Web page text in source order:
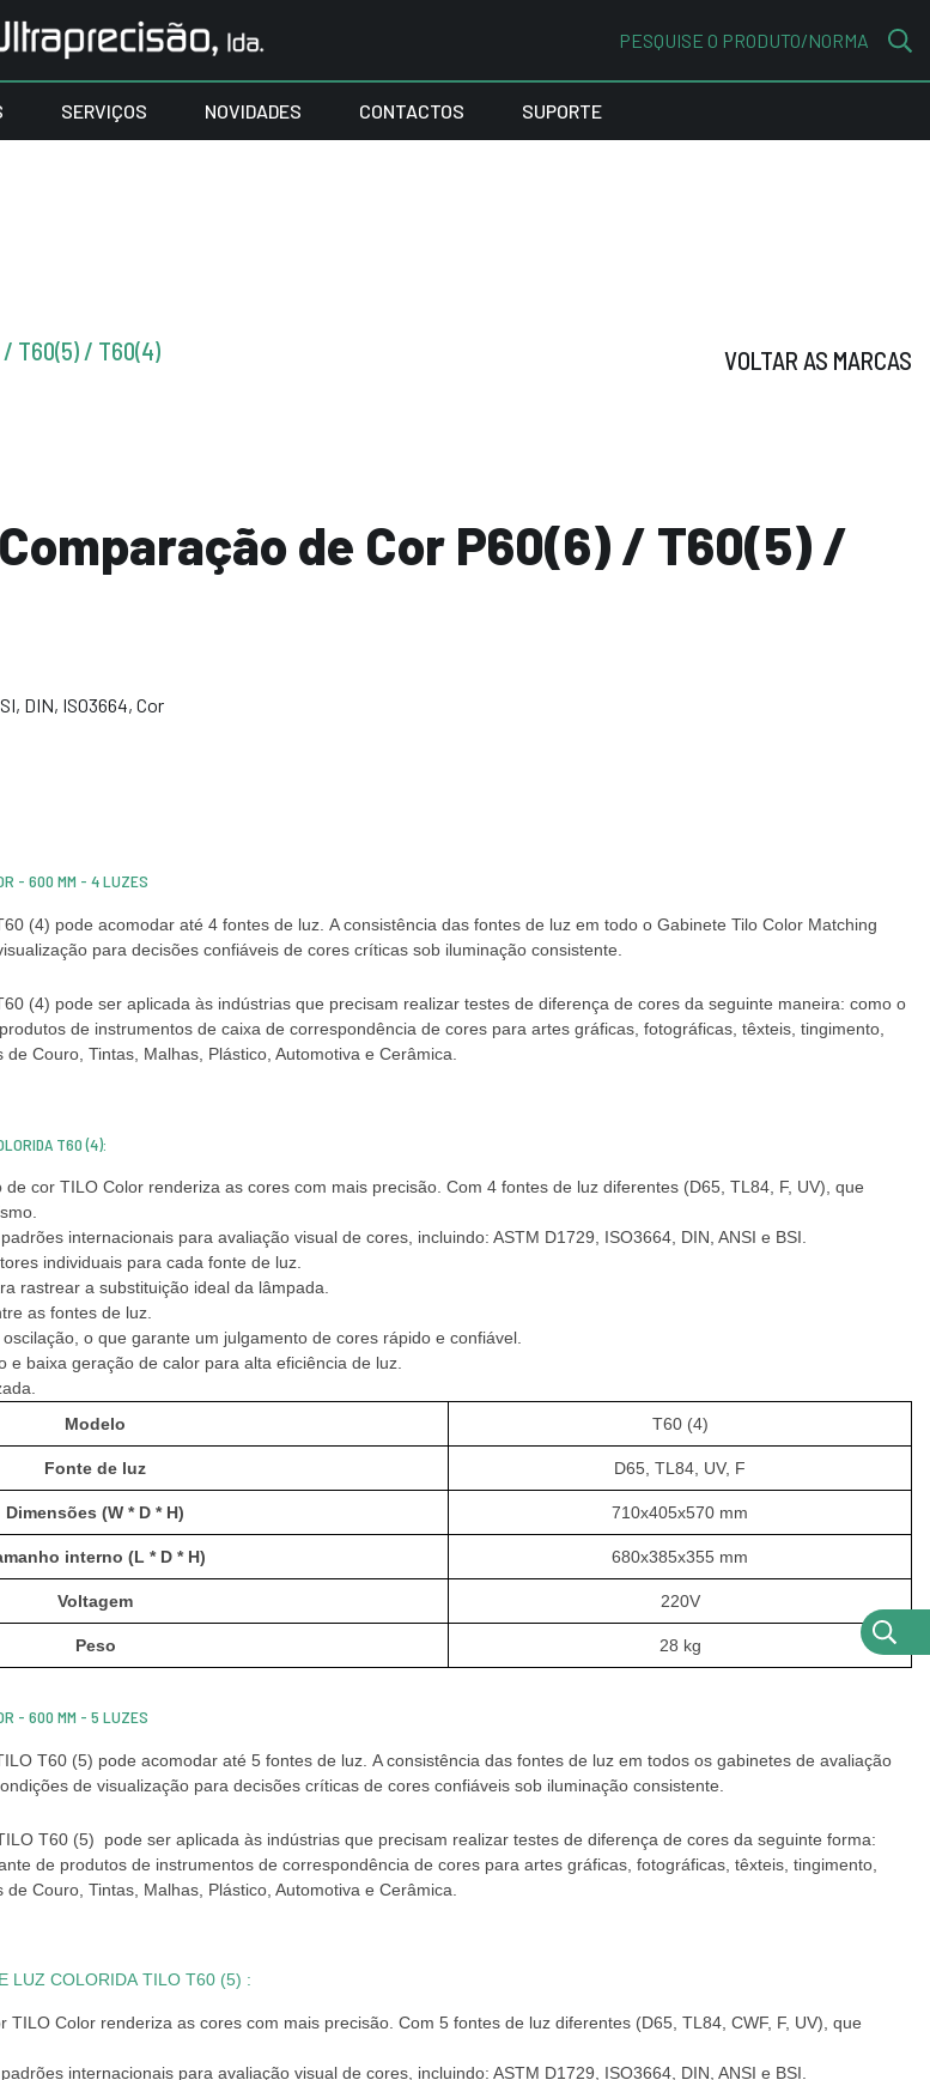
PESQUISE O PRODUTO/NORMA
SERVIÇOS NOVIDADES CONTACTOS SUPORTE
T60(5) / T60(4) VOLTAR AS MARCAS
de Cor P60(6) / T60(5) /
, DIN, ISO3664, Cor
- 600 MM - 4 LUZES
(4) pode acomodar até 4 fontes de luz. A consistência das fontes de luz em todo o Gabinete Tilo Color Matching
para decisões confiáveis ​​de cores críticas sob iluminação consistente.
(4) pode ser aplicada às indústrias que precisam realizar testes de diferença de cores da seguinte maneira: como o
de instrumentos de caixa de correspondência de cores para artes gráficas, fotográficas, têxteis, tingimento,
Couro, Tintas, Malhas, Plástico, Automotiva e Cerâmica.
T60 (4):
de cor TILO Color renderiza as cores com mais precisão. Com 4 fontes de luz diferentes (D65, TL84, F, UV), que
internacionais para avaliação visual de cores, incluindo: ASTM D1729, ISO3664, DIN, ANSI e BSI.
individuais para cada fonte de luz.
rastrear a substituição ideal da lâmpada.
as fontes de luz.
o que garante um julgamento de cores rápido e confiável.
e baixa geração de calor para alta eficiência de luz.
Modelo
T60 (4)
Fonte de luz D65, TL84, UV, F
Dimensões (W * D * H) 710x405x570 mm
interno (L * D * H) 680x385x355 mm
Voltagem 220V
Peso 28 kg
- 600 MM - 5 LUZES
T60 (5) pode acomodar até 5 fontes de luz. A consistência das fontes de luz em todos os gabinetes de avaliação
de visualização para decisões críticas de cores confiáveis ​​sob iluminação consistente.
T60 (5) pode ser aplicada às indústrias que precisam realizar testes de diferença de cores da seguinte forma:
de produtos de instrumentos de correspondência de cores para artes gráficas, fotográficas, têxteis, tingimento,
Couro, Tintas, Malhas, Plástico, Automotiva e Cerâmica.
LUZ COLORIDATILO T60 (5) :
TILO Color renderiza as cores com mais precisão. Com 5 fontes de luz diferentes (D65, TL84, CWF, F, UV), que
internacionais para avaliação visual de cores, incluindo: ASTM D1729, ISO3664, DIN, ANSI e BSI.